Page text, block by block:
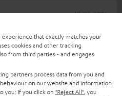
Einrichtenwar nocht
Denon X2800H DAB dagegen
spe
10.06.2026
that exactly matches your
cookies and other tracking
from third parties - and engages
partners process data from you and
on our website and information
you: If you click on "Reject All" , you